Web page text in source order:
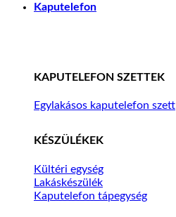
Kaputelefon
KAPUTELEFON SZETTEK
Egylakásos kaputelefon szett
KÉSZÜLÉKEK
Kültéri egység
Lakáskészülék
Kaputelefon tápegység